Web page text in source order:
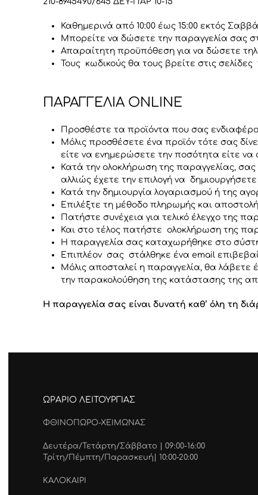
Καθημερινά από 10:00 έως 15:00 εκτός
Μπορείτε να δώσετε την παραγγελία σας
Απαραίτητη προϋπόθεση για να δώσετε
Τους κωδικούς θα τους βρείτε στις
ΠΑΡΑΓΓΕΛΙΑ ONLINE
Προσθέστε τα προϊόντα που σας
Μόλις προσθέσετε ένα προϊόν τότε σας
είτε να ενημερώσετε την ποσότητα είτε
Κατά την ολοκλήρωση της παραγγελίας,
αλλιώς έχετε την επιλογή να
Κατά την δημιουργία λογαριασμού ή της
Επιλέξτε τη μέθοδο πληρωμής και
Πατήστε συνέχεια για τελικό έλεγχο της
Και στο τέλος πατήστε ολοκλήρωση της
Η παραγγελία σας καταχωρήθηκε στο
Επιπλέον σας στάλθηκε ένα email
Μόλις αποσταλεί η παραγγελία, θα λάβετε
την παρακολούθηση της κατάστασης της
Η παραγγελία σας είναι δυνατή καθ’ όλη τη
ΩΡΑΡΙΟ ΛΕΙΤΟΥΡΓΙΑΣ
ΦΘΙΝΟΠΩΡΟ-ΧΕΙΜΩΝΑΣ
Δευτέρα/Τετάρτη/Σάββατο | 09:00-16:00
Τρίτη/Πέμπτη/Παρασκευή| 10:00-20:00
ΚΑΛΟΚΑΙΡΙ